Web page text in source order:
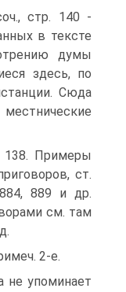
стр. 140 -
в тексте
думы
здесь, по
Сюда
138. Примеры
ст.
889 и др.
см. там
2-е.
не упоминает